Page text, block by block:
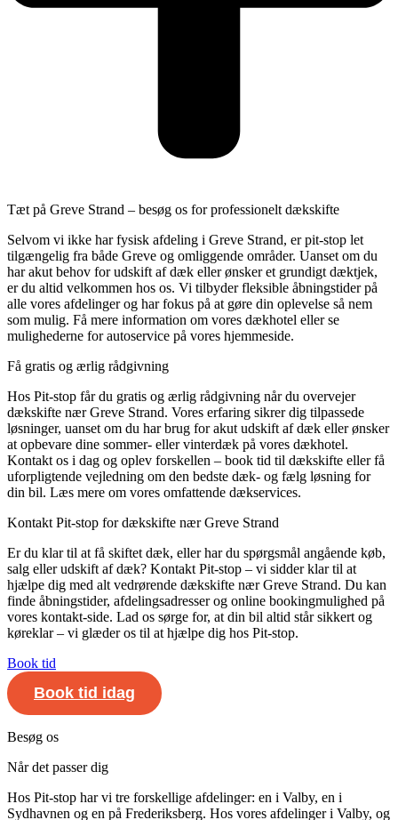
Tæt på Greve Strand – besøg os for professionelt dækskifte
Selvom vi ikke har fysisk afdeling i Greve Strand, er pit-stop let
tilgængelig fra både Greve og omliggende områder. Uanset om du
har akut behov for udskift af dæk eller ønsker et grundigt dæktjek,
er du altid velkommen hos os. Vi tilbyder fleksible åbningstider på
alle vores afdelinger og har fokus på at gøre din oplevelse så nem
som mulig. Få mere information om vores dækhotel eller se
mulighederne for autoservice på vores hjemmeside.
Få gratis og ærlig rådgivning
Hos Pit-stop får du gratis og ærlig rådgivning når du overvejer
dækskifte nær Greve Strand. Vores erfaring sikrer dig tilpassede
løsninger, uanset om du har brug for akut udskift af dæk eller ønsker
at opbevare dine sommer- eller vinterdæk på vores dækhotel.
Kontakt os i dag og oplev forskellen – book tid til dækskifte eller få
uforpligtende vejledning om den bedste dæk- og fælg løsning for
din bil. Læs mere om vores omfattende dækservices.
Kontakt Pit-stop for dækskifte nær Greve Strand
Er du klar til at få skiftet dæk, eller har du spørgsmål angående køb,
salg eller udskift af dæk? Kontakt Pit-stop – vi sidder klar til at
hjælpe dig med alt vedrørende dækskifte nær Greve Strand. Du kan
finde åbningstider, afdelingsadresser og online bookingmulighed på
vores kontakt-side. Lad os sørge for, at din bil altid står sikkert og
køreklar – vi glæder os til at hjælpe dig hos Pit-stop.
Book tid
Book tid idag
Besøg os
Når det passer dig
Hos Pit-stop har vi tre forskellige afdelinger: en i Valby, en i
Sydhavnen og en på Frederiksberg. Hos vores afdelinger i Valby, og